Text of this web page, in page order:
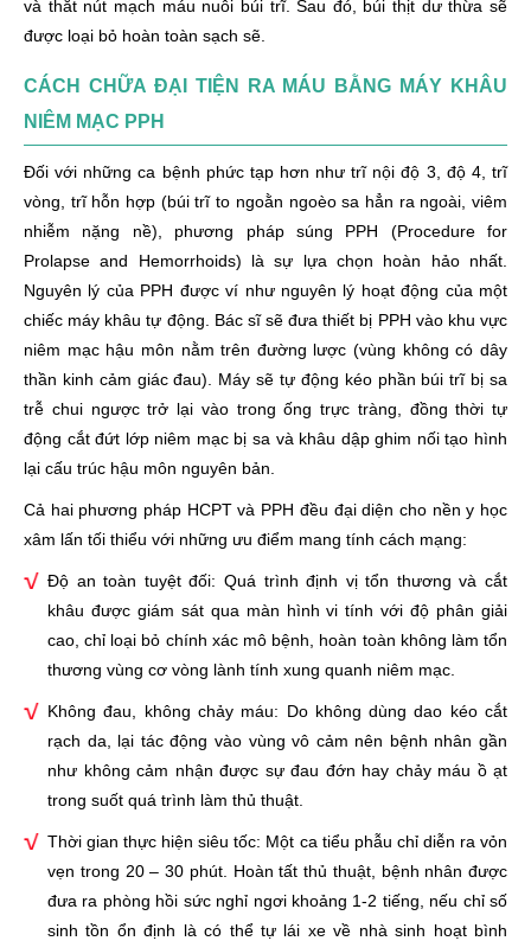
và thắt nút mạch máu nuôi búi trĩ. Sau đó, búi thịt dư thừa sẽ
được loại bỏ hoàn toàn sạch sẽ.
CÁCH CHỮA ĐẠI TIỆN RA MÁU BẰNG MÁY KHÂU
NIÊM MẠC PPH
Đối với những ca bệnh phức tạp hơn như trĩ nội độ 3, độ 4, trĩ
vòng, trĩ hỗn hợp (búi trĩ to ngoằn ngoèo sa hẳn ra ngoài, viêm
nhiễm nặng nề), phương pháp súng PPH (Procedure for
Prolapse and Hemorrhoids) là sự lựa chọn hoàn hảo nhất.
Nguyên lý của PPH được ví như nguyên lý hoạt động của một
chiếc máy khâu tự động. Bác sĩ sẽ đưa thiết bị PPH vào khu vực
niêm mạc hậu môn nằm trên đường lược (vùng không có dây
thần kinh cảm giác đau). Máy sẽ tự động kéo phần búi trĩ bị sa
trễ chui ngược trở lại vào trong ống trực tràng, đồng thời tự
động cắt đứt lớp niêm mạc bị sa và khâu dập ghim nối tạo hình
lại cấu trúc hậu môn nguyên bản.
Cả hai phương pháp HCPT và PPH đều đại diện cho nền y học
xâm lấn tối thiểu với những ưu điểm mang tính cách mạng:
Độ an toàn tuyệt đối: Quá trình định vị tổn thương và cắt
khâu được giám sát qua màn hình vi tính với độ phân giải
cao, chỉ loại bỏ chính xác mô bệnh, hoàn toàn không làm tổn
thương vùng cơ vòng lành tính xung quanh niêm mạc.
Không đau, không chảy máu: Do không dùng dao kéo cắt
rạch da, lại tác động vào vùng vô cảm nên bệnh nhân gần
như không cảm nhận được sự đau đớn hay chảy máu ồ ạt
trong suốt quá trình làm thủ thuật.
Thời gian thực hiện siêu tốc: Một ca tiểu phẫu chỉ diễn ra vỏn
vẹn trong 20 – 30 phút. Hoàn tất thủ thuật, bệnh nhân được
đưa ra phòng hồi sức nghỉ ngơi khoảng 1-2 tiếng, nếu chỉ số
sinh tồn ổn định là có thể tự lái xe về nhà sinh hoạt bình